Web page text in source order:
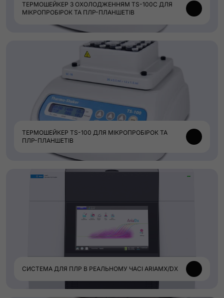
ТЕРМОШЕЙКЕР З ОХОЛОДЖЕННЯМ TS-100C ДЛЯ
МІКРОПРОБІРОК ТА ПЛР-ПЛАНШЕТІВ
ТЕРМОШЕЙКЕР TS-100 ДЛЯ МІКРОПРОБІРОК ТА
ПЛР-ПЛАНШЕТІВ
СИСТЕМА ДЛЯ ПЛР В РЕАЛЬНОМУ ЧАСІ ARIAMX/DX